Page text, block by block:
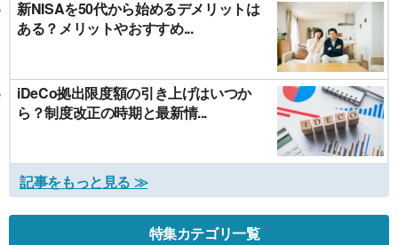
新NISAを50代から始めるデメリットは
ある？メリットやおすすめ...
iDeCo拠出限度額の引き上げはいつか
ら？制度改正の時期と最新情...
記事をもっと見る ≫
特集カテゴリ一覧